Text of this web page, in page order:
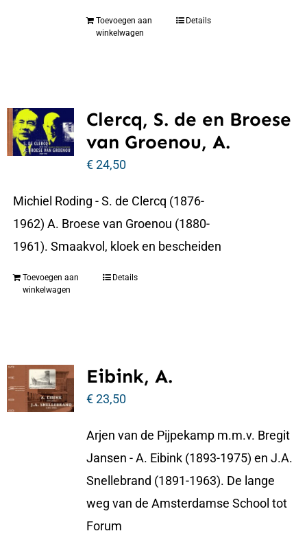
Toevoegen aan
winkelwagen
Details
Clercq, S. de en Broese
van Groenou, A.
€24,50
Michiel Roding - S. de Clercq (1876-
1962) A. Broese van Groenou (1880-
1961). Smaakvol, kloek en bescheiden
Toevoegen aan
winkelwagen
Details
Eibink, A.
€23,50
Arjen van de Pijpekamp m.m.v. Bregit
Jansen - A. Eibink (1893-1975) en J.A.
Snellebrand (1891-1963). De lange
weg van de Amsterdamse School tot
Forum